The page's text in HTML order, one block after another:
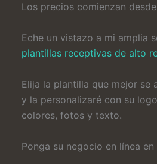
Los precios comienzan desde
Eche un vistazo a mi amplia
plantillas receptivas de alto
Elija la plantilla que mejor se
y la personalizaré con su
colores, fotos y texto.
Ponga su negocio en línea